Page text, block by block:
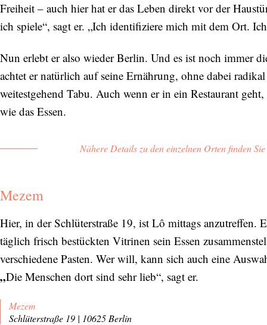
Freiheit – auch hier hat er das Leben direkt vor der
ich spiele“, sagt er. „Ich identifiziere mich mit dem Ort.
Nun erlebt er also wieder Berlin. Und es ist noch immer
achtet er natürlich auf seine Ernährung, ohne dabei
weitestgehend Tabu. Auch wenn er in ein Restaurant
wie das Essen.
Nähere Details zu den einzelnen Orten finden
Mezem
Hier, in der Schlüterstraße 19, ist Lô mittags anzutreffen.
täglich frisch bestückten Vitrinen sein Essen
verschiedene Pasten. Wer will, kann sich auch eine
„Die Menschen dort sind sehr lieb“, sagt er.
Mezem
Schlüterstraße 19 | 10625 Berlin